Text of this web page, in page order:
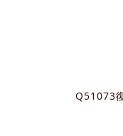
Q51073